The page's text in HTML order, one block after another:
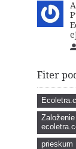
Fiter
prieskum